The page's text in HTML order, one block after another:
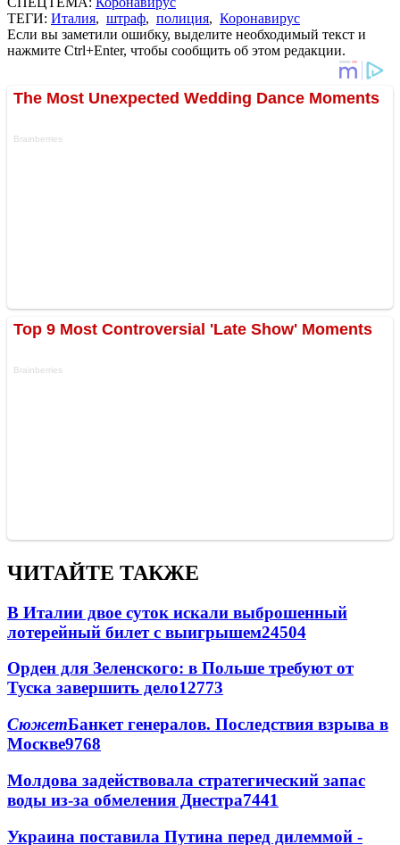
ТЕГИ: Италия, штраф, полиция, Коронавирус
Если вы заметили ошибку, выделите необходимый текст и
нажмите Ctrl+Enter, чтобы сообщить об этом редакции.
ЧИТАЙТЕ ТАКЖЕ
В Италии двое суток искали выброшенный
лотерейный билет с выигрышем24504
Орден для Зеленского: в Польше требуют от
Туска завершить дело12773
СюжетБанкет генералов. Последствия взрыва в
Москве9768
Молдова задействовала стратегический запас
воды из-за обмеления Днестра7441
Украина поставила Путина перед дилеммой -